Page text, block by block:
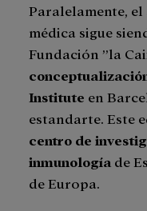
Paralelamente,
médica sigue
Fundación ”la
Institute en
estandarte. Este
centro de
inmunología de
de Europa.